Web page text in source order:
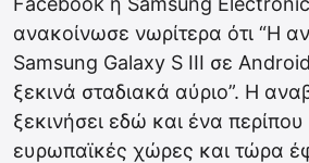
ανακοίνωσε νωρίτερα ότι “Η
Samsung Galaxy S III σε
ξεκινά σταδιακά αύριο”. Η
ξεκινήσει εδώ και ένα
ευρωπαϊκές χώρες και τώρα